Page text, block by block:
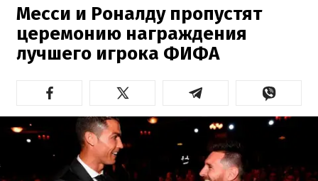
Месси и Роналду пропустят
церемонию награждения
лучшего игрока ФИФА